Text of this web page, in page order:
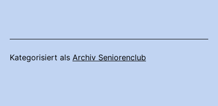
Kategorisiert als Archiv Seniorenclub